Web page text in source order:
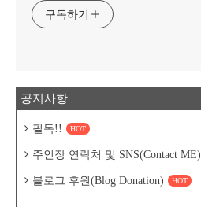
구독하기
공지사항
필독!! HOT
주인장 연락처 및 SNS(Contact ME)
블로그 후원(Blog Donation) HOT